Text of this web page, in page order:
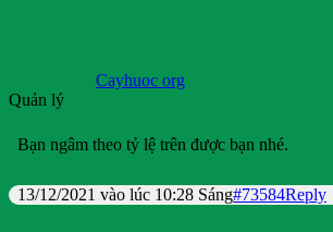
Cayhuoc org
Quản lý
Bạn ngâm theo tỷ lệ trên được bạn nhé.
13/12/2021 vào lúc 10:28 Sáng#73584Reply